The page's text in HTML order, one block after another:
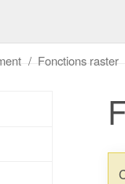
Fonctions raster